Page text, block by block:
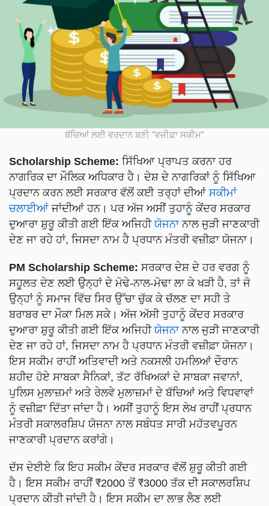
ਬੱਚਿਆਂ ਲਈ ਵਰਦਾਨ ਬਣੀ "ਵਜ਼ੀਫ਼ਾ ਸਕੀਮ"
Scholarship Scheme: ਸਿੱਖਿਆ ਪ੍ਰਾਪਤ ਕਰਨਾ ਹਰ
ਨਾਗਰਿਕ ਦਾ ਮੌਲਿਕ ਅਧਿਕਾਰ ਹੈ। ਦੇਸ਼ ਦੇ ਨਾਗਰਿਕਾਂ ਨੂੰ ਸਿੱਖਿਆ
ਪ੍ਰਦਾਨ ਕਰਨ ਲਈ ਸਰਕਾਰ ਵੱਲੋਂ ਕਈ ਤਰ੍ਹਾਂ ਦੀਆਂ ਸਕੀਮਾਂ
ਚਲਾਈਆਂ ਜਾਂਦੀਆਂ ਹਨ। ਪਰ ਅੱਜ ਅਸੀਂ ਤੁਹਾਨੂੰ ਕੇਂਦਰ ਸਰਕਾਰ
ਦੁਆਰਾ ਸ਼ੁਰੂ ਕੀਤੀ ਗਈ ਇੱਕ ਅਜਿਹੀ ਯੋਜਨਾਨਾਲ ਜੁੜੀ ਜਾਣਕਾਰੀ
ਦੇਣ ਜਾ ਰਹੇ ਹਾਂ, ਜਿਸਦਾ ਨਾਮ ਹੈ ਪ੍ਰਧਾਨ ਮੰਤਰੀ ਵਜ਼ੀਫ਼ਾ ਯੋਜਨਾ।
PM Scholarship Scheme: ਸਰਕਾਰ ਦੇਸ਼ ਦੇ ਹਰ ਵਰਗ ਨੂੰ
ਸਹੂਲਤ ਦੇਣ ਲਈ ਉਨ੍ਹਾਂ ਦੇ ਮੋਢੇ-ਨਾਲ-ਮੋਢਾ ਲਾ ਕੇ ਖੜੀ ਹੈ, ਤਾਂ ਜੋ
ਉਨ੍ਹਾਂ ਨੂੰ ਸਮਾਜ ਵਿੱਚ ਸਿਰ ਉੱਚਾ ਚੁੱਕ ਕੇ ਚੱਲਣ ਦਾ ਸਹੀ ਤੇ
ਬਰਾਬਰ ਦਾ ਮੌਕਾ ਮਿਲ ਸਕੇ। ਅੱਜ ਅੱਸੀ ਤੁਹਾਨੂੰ ਕੇਂਦਰ ਸਰਕਾਰ
ਦੁਆਰਾ ਸ਼ੁਰੂ ਕੀਤੀ ਗਈ ਇੱਕ ਅਜਿਹੀ ਯੋਜਨਾਨਾਲ ਜੁੜੀ ਜਾਣਕਾਰੀ
ਦੇਣ ਜਾ ਰਹੇ ਹਾਂ, ਜਿਸਦਾ ਨਾਮ ਹੈ ਪ੍ਰਧਾਨ ਮੰਤਰੀ ਵਜ਼ੀਫ਼ਾ ਯੋਜਨਾ।
ਇਸ ਸਕੀਮ ਰਾਹੀਂ ਅਤਿਵਾਦੀ ਅਤੇ ਨਕਸਲੀ ਹਮਲਿਆਂ ਦੌਰਾਨ
ਸ਼ਹੀਦ ਹੋਏ ਸਾਬਕਾ ਸੈਨਿਕਾਂ, ਤੱਟ ਰੱਖਿਅਕਾਂ ਦੇ ਸਾਬਕਾ ਜਵਾਨਾਂ,
ਪੁਲਿਸ ਮੁਲਾਜ਼ਮਾਂ ਅਤੇ ਰੇਲਵੇ ਮੁਲਾਜ਼ਮਾਂ ਦੇ ਬੱਚਿਆਂ ਅਤੇ ਵਿਧਵਾਵਾਂ
ਨੂੰ ਵਜ਼ੀਫ਼ਾ ਦਿੱਤਾ ਜਾਂਦਾ ਹੈ। ਅਸੀਂ ਤੁਹਾਨੂੰ ਇਸ ਲੇਖ ਰਾਹੀਂ ਪ੍ਰਧਾਨ
ਮੰਤਰੀ ਸਕਾਲਰਸ਼ਿਪ ਯੋਜਨਾ ਨਾਲ ਸਬੰਧਤ ਸਾਰੀ ਮਹੱਤਵਪੂਰਨ
ਜਾਣਕਾਰੀ ਪ੍ਰਦਾਨ ਕਰਾਂਗੇ।
ਦੱਸ ਦੇਈਏ ਕਿ ਇਹ ਸਕੀਮ ਕੇਂਦਰ ਸਰਕਾਰ ਵੱਲੋਂ ਸ਼ੁਰੂ ਕੀਤੀ ਗਈ
ਹੈ। ਇਸ ਸਕੀਮ ਰਾਹੀਂ ₹2000 ਤੋਂ ₹3000 ਤੱਕ ਦੀ ਸਕਾਲਰਸ਼ਿਪ
ਪ੍ਰਦਾਨ ਕੀਤੀ ਜਾਂਦੀ ਹੈ। ਇਸ ਸਕੀਮ ਦਾ ਲਾਭ ਲੈਣ ਲਈ